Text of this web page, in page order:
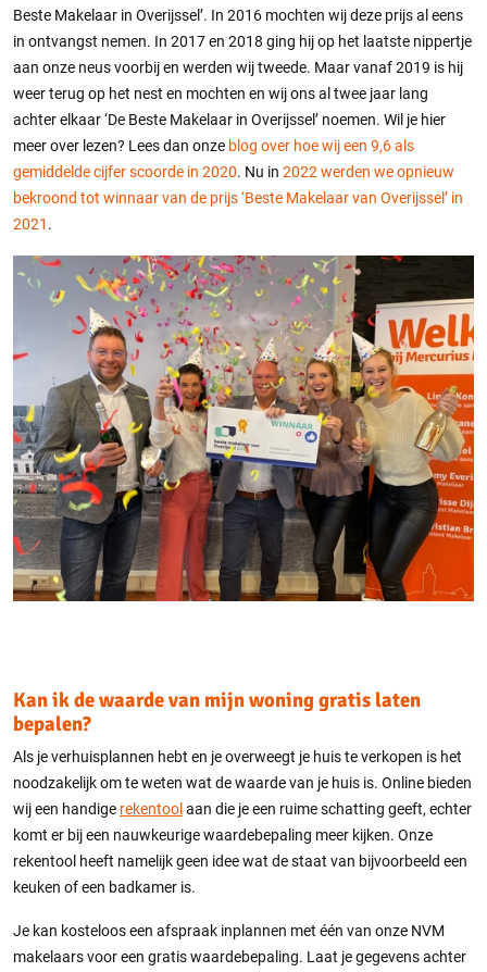
Beste Makelaar in Overijssel’. In 2016 mochten wij deze prijs al eens
in ontvangst nemen. In 2017 en 2018 ging hij op het laatste nippertje
aan onze neus voorbij en werden wij tweede. Maar vanaf 2019 is hij
weer terug op het nest en mochten en wij ons al twee jaar lang
achter elkaar ‘De Beste Makelaar in Overijssel’ noemen. Wil je hier
meer over lezen? Lees dan onze blog over hoe wij een 9,6 als
gemiddelde cijfer scoorde in 2020. Nu in 2022 werden we opnieuw
bekroond tot winnaar van de prijs ‘Beste Makelaar van Overijssel’ in
2021 .
Kan ik de waarde van mijn woning gratis laten
bepalen?
Als je verhuisplannen hebt en je overweegt je huis te verkopen is het
noodzakelijk om te weten wat de waarde van je huis is. Online bieden
wij een handige rekentool aan die je een ruime schatting geeft, echter
komt er bij een nauwkeurige waardebepaling meer kijken. Onze
rekentool heeft namelijk geen idee wat de staat van bijvoorbeeld een
keuken of een badkamer is.
Je kan kosteloos een afspraak inplannen met één van onze NVM
makelaars voor een gratis waardebepaling. Laat je gegevens achter